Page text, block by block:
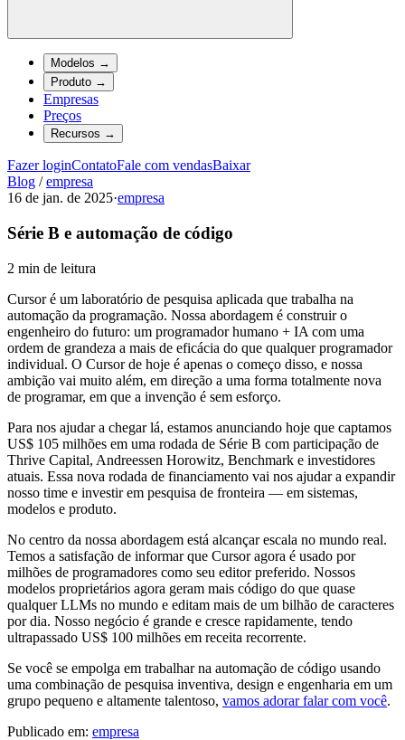
Modelos →
Produto →
Empresas
Preços
Recursos →
Fazer loginContatoFale com vendasBaixar
Blog / empresa
16 de jan. de 2025·empresa
Série B e automação de código
2 min de leitura
Cursor é um laboratório de pesquisa aplicada que trabalha na
automação da programação. Nossa abordagem é construir o
engenheiro do futuro: um programador humano + IA com uma
ordem de grandeza a mais de eficácia do que qualquer programador
individual. O Cursor de hoje é apenas o começo disso, e nossa
ambição vai muito além, em direção a uma forma totalmente nova
de programar, em que a invenção é sem esforço.
Para nos ajudar a chegar lá, estamos anunciando hoje que captamos
US$ 105 milhões em uma rodada de Série B com participação de
Thrive Capital, Andreessen Horowitz, Benchmark e investidores
atuais. Essa nova rodada de financiamento vai nos ajudar a expandir
nosso time e investir em pesquisa de fronteira — em sistemas,
modelos e produto.
No centro da nossa abordagem está alcançar escala no mundo real.
Temos a satisfação de informar que Cursor agora é usado por
milhões de programadores como seu editor preferido. Nossos
modelos proprietários agora geram mais código do que quase
qualquer LLMs no mundo e editam mais de um bilhão de caracteres
por dia. Nosso negócio é grande e cresce rapidamente, tendo
ultrapassado US$ 100 milhões em receita recorrente.
Se você se empolga em trabalhar na automação de código usando
uma combinação de pesquisa inventiva, design e engenharia em um
grupo pequeno e altamente talentoso, vamos adorar falar com você.
Publicado em: empresa